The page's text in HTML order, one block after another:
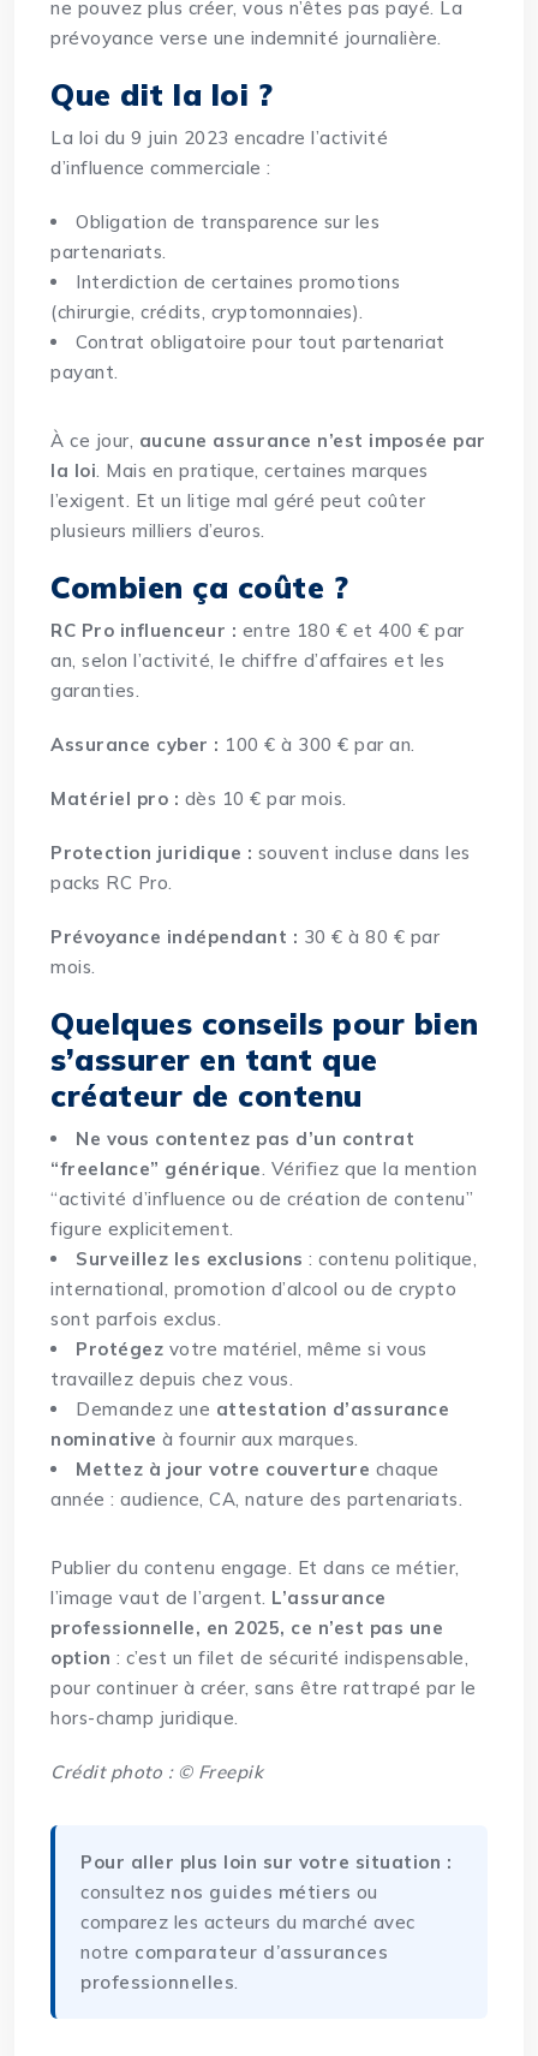
ne pouvez plus créer, vous n’êtes pas payé. La
prévoyance verse une indemnité journalière.
Que dit la loi ?
La loi du 9 juin 2023 encadre l’activité
d’influence commerciale :
Obligation de transparence sur les
partenariats.
Interdiction de certaines promotions
(chirurgie, crédits, cryptomonnaies).
Contrat obligatoire pour tout partenariat
payant.
À ce jour, aucune assurance n’est imposée par
la loi. Mais en pratique, certaines marques
l’exigent. Et un litige mal géré peut coûter
plusieurs milliers d’euros.
Combien ça coûte ?
RC Pro influenceur : entre 180 € et 400 € par
an, selon l’activité, le chiffre d’affaires et les
garanties.
Assurance cyber : 100 € à 300 € par an.
Matériel pro : dès 10 € par mois.
Protection juridique : souvent incluse dans les
packs RC Pro.
Prévoyance indépendant : 30 € à 80 € par
mois.
Quelques conseils pour bien
s’assurer en tant que
créateur de contenu
Ne vous contentez pas d’un contrat
“freelance” générique. Vérifiez que la mention
“activité d’influence ou de création de contenu”
figure explicitement.
Surveillez les exclusions : contenu politique,
international, promotion d’alcool ou de crypto
sont parfois exclus.
Protégez votre matériel, même si vous
travaillez depuis chez vous.
Demandez une attestation d’assurance
nominative à fournir aux marques.
Mettez à jour votre couverture chaque
année : audience, CA, nature des partenariats.
Publier du contenu engage. Et dans ce métier,
l’image vaut de l’argent. L’assurance
professionnelle, en 2025, ce n’est pas une
option : c’est un filet de sécurité indispensable,
pour continuer à créer, sans être rattrapé par le
hors-champ juridique.
Crédit photo : © Freepik
Pour aller plus loin sur votre situation :
consultez nos guides métiers ou
comparez les acteurs du marché avec
notre comparateur d’assurances
professionnelles.